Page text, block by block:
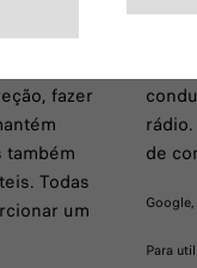
tudo o
fazer
também
Todas
um
de
Para